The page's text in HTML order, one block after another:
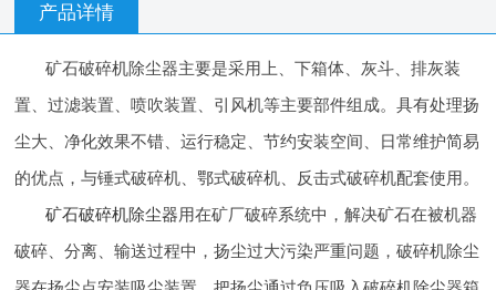
产品详情
矿石破碎机除尘器主要是采用上、下箱体、灰斗、排灰装
置、过滤装置、喷吹装置、引风机等主要部件组成。具有处理扬
尘大、净化效果不错、运行稳定、节约安装空间、日常维护简易
的优点，与锤式破碎机、鄂式破碎机、反击式破碎机配套使用。
矿石破碎机除尘器用在矿厂破碎系统中，解决矿石在被机器
破碎、分离、输送过程中，扬尘过大污染严重问题，破碎机除尘